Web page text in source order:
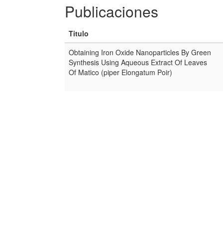
Publicaciones
Titulo
Obtaining Iron Oxide Nanoparticles By Green
Synthesis Using Aqueous Extract Of Leaves
Of Matico (piper Elongatum Poir)